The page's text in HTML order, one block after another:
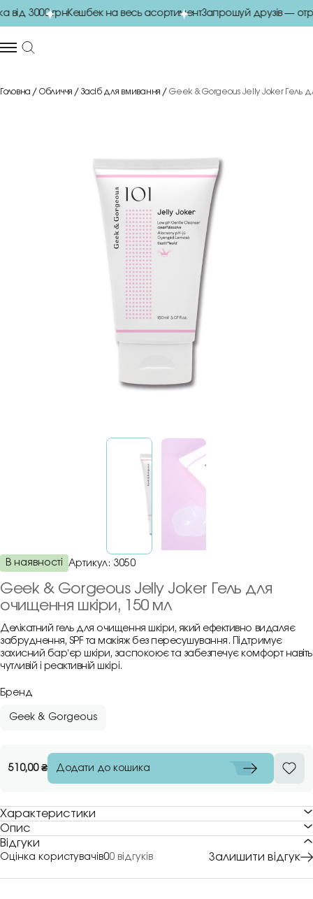
3000 грнКешбек на весь асортиментЗапрошуй друзів —
Головна Обличчя Засіб для вмивання Geek & Gorgeous Jelly Joker Гель
В наявності Артикул: 3050
Geek & Gorgeous Jelly Joker Гель для
очищення шкіри, 150 мл
Делікатний гель для очищення шкіри, який ефективно видаляє
забруднення, SPF та макіяж без пересушування. Підтримує
захисний барʼєр шкіри, заспокоює та забезпечує комфорт навіть
чутливій і реактивній шкірі.
Бренд
Geek & Gorgeous
510,00₴ Додати до кошика
Характеристики
Опис
Відгуки
Оцінка користувачів00 відгуків Залишити відгук